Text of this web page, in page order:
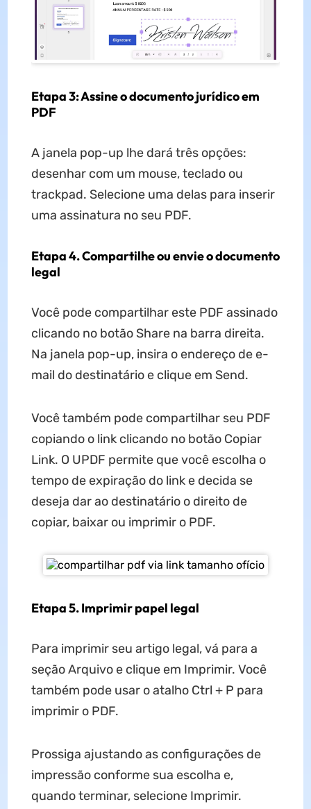
Etapa 3: Assine o documento jurídico em
PDF
A janela pop-up lhe dará três opções:
desenhar com um mouse, teclado ou
trackpad. Selecione uma delas para inserir
uma assinatura no seu PDF.
Etapa 4. Compartilhe ou envie o documento
legal
Você pode compartilhar este PDF assinado
clicando no botão Share na barra direita.
Na janela pop-up, insira o endereço de e-
mail do destinatário e clique em Send.
Você também pode compartilhar seu PDF
copiando o link clicando no botão Copiar
Link. O UPDF permite que você escolha o
tempo de expiração do link e decida se
deseja dar ao destinatário o direito de
copiar, baixar ou imprimir o PDF.
Etapa 5. Imprimir papel legal
Para imprimir seu artigo legal, vá para a
seção Arquivo e clique em Imprimir. Você
também pode usar o atalho Ctrl + P para
imprimir o PDF.
Prossiga ajustando as configurações de
impressão conforme sua escolha e,
quando terminar, selecione Imprimir.